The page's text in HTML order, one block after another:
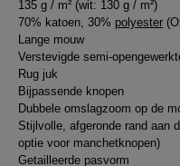
135 g / m² (wit: 130 g / m²)
70% katoen, 30% polyester
Lange mouw
Verstevigde semi-
Rug juk
Bijpassende knopen
Dubbele omslagzoom op de
Stijlvolle, afgeronde rand aan
optie voor manchetknopen)
Getailleerde pasvorm